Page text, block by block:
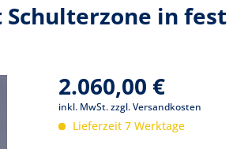
Schulterzone in fest
2.060,00 €
inkl. MwSt.zzgl. Versandkosten
Lieferzeit 7 Werktage